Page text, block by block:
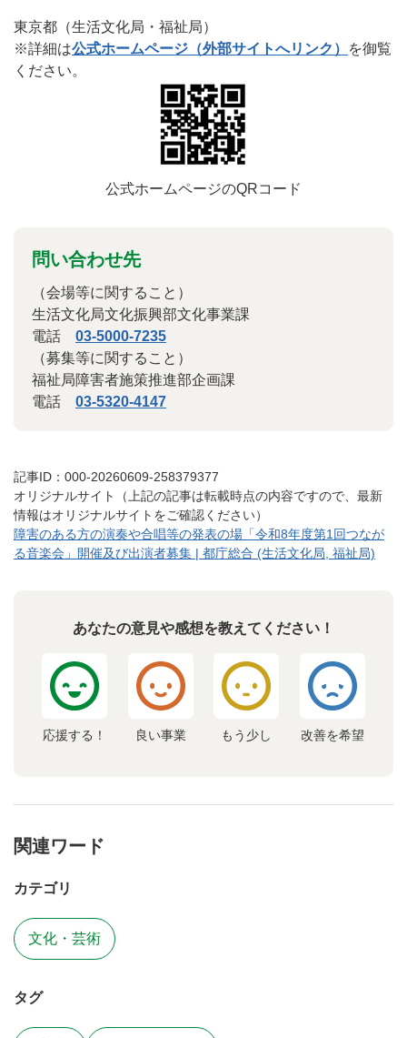
東京都（生活文化局・福祉局）
※詳細は公式ホームページ（外部サイトへリンク）
を御覧
ください。
公式ホームページのQRコード
問い合わせ先
（会場等に関すること）
生活文化局文化振興部文化事業課
電話 03-5000-7235
（募集等に関すること）
福祉局障害者施策推進部企画課
電話 03-5320-4147
記事ID：000-20260609-258379377
オリジナルサイト（上記の記事は転載時点の内容ですので、最新
情報はオリジナルサイトをご確認ください）
障害のある方の演奏や合唱等の発表の場「令和8年度第1回つなが
る音楽会」開催及び出演者募集 | 都庁総合 (生活文化局, 福祉局)
あなたの意見や感想を教えてください！
応援する！ 良い事業 もう少し 改善を希望
関連ワード
カテゴリ
文化・芸術
タグ